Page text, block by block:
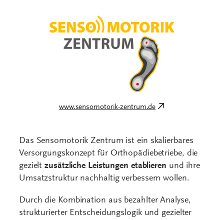
www.sensomotorik-zentrum.de
Das Sensomotorik Zentrum ist ein skalierbares
Versorgungskonzept für Orthopädiebetriebe, die
gezieltzusätzliche Leistungen etablieren und ihre
Umsatzstruktur nachhaltig verbessern wollen.
Durch die Kombination aus bezahlter Analyse,
strukturierter Entscheidungslogik und gezielter